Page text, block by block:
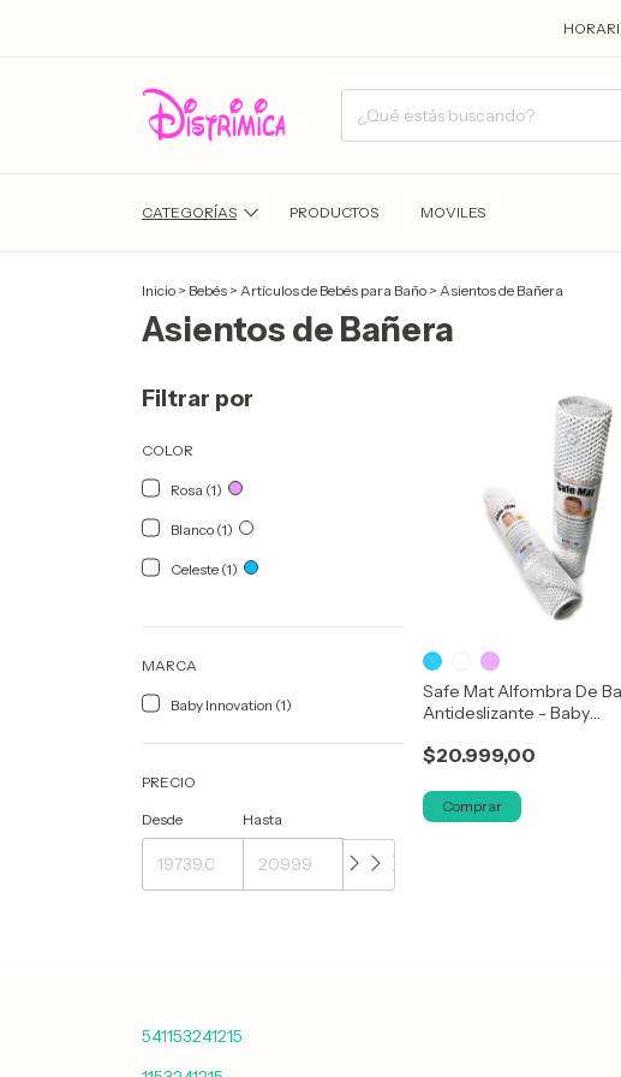
CATEGORÍAS PRODUCTOS MOVILES
Inicio > Bebés > Artículos de Bebés para Baño > Asientos de Bañera
Asientos de Bañera
Filtrar por
COLOR
Rosa (1)
Blanco (1)
Celeste (1)
MARCA
Baby Innovation (1)
PRECIO
Desde Hasta
Safe Mat Alfombra De
Antideslizante - Baby
$20.999,00
Comprar
541153241215